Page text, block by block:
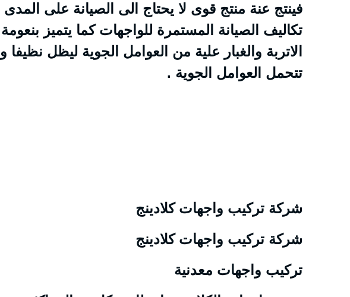
فينتج عنة منتج قوى لا يحتاج الى الصيانة على
تكاليف الصيانة المستمرة للواجهات كما يتميز
الاتربة والغبار علية من العوامل الجوية ليظل نظيفا
تتحمل العوامل الجوية .
شركة تركيب واجهات كلادينج
شركة تركيب واجهات كلادينج
تركيب واجهات معدنية